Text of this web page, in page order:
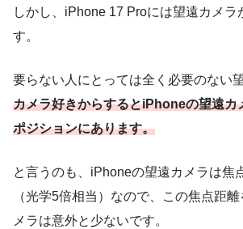
しかし、iPhone 17 Proには望遠カメラ
す。
要らない人にとっては全く必要のない
カメラ好きからするとiPhoneの望遠カ
ポジションにあります。
と言うのも、iPhoneの望遠カメラは焦
（光学5倍相当）なので、この焦点距
メラは意外と少ないです。